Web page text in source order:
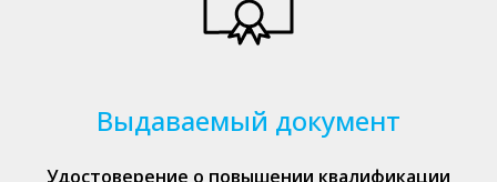
Выдаваемый документ
Удостоверение о повышении квалификации